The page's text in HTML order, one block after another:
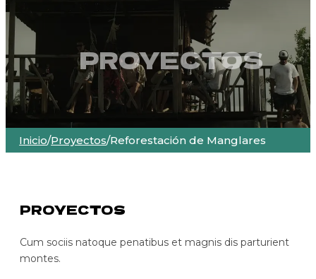
PROYECTOS
Inicio/Proyectos/Reforestación de Manglares
PROYECTOS
Cum sociis natoque penatibus et magnis dis parturient
montes.